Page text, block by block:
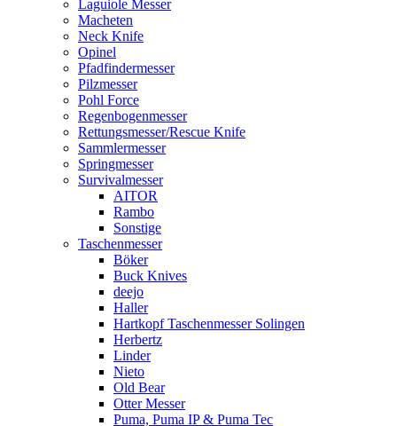
Laguiole Messer
Macheten
Neck Knife
Opinel
Pfadfindermesser
Pilzmesser
Pohl Force
Regenbogenmesser
Rettungsmesser/Rescue Knife
Sammlermesser
Springmesser
Survivalmesser
AITOR
Rambo
Sonstige
Taschenmesser
Böker
Buck Knives
deejo
Haller
Hartkopf Taschenmesser Solingen
Herbertz
Linder
Nieto
Old Bear
Otter Messer
Puma, Puma IP & Puma Tec